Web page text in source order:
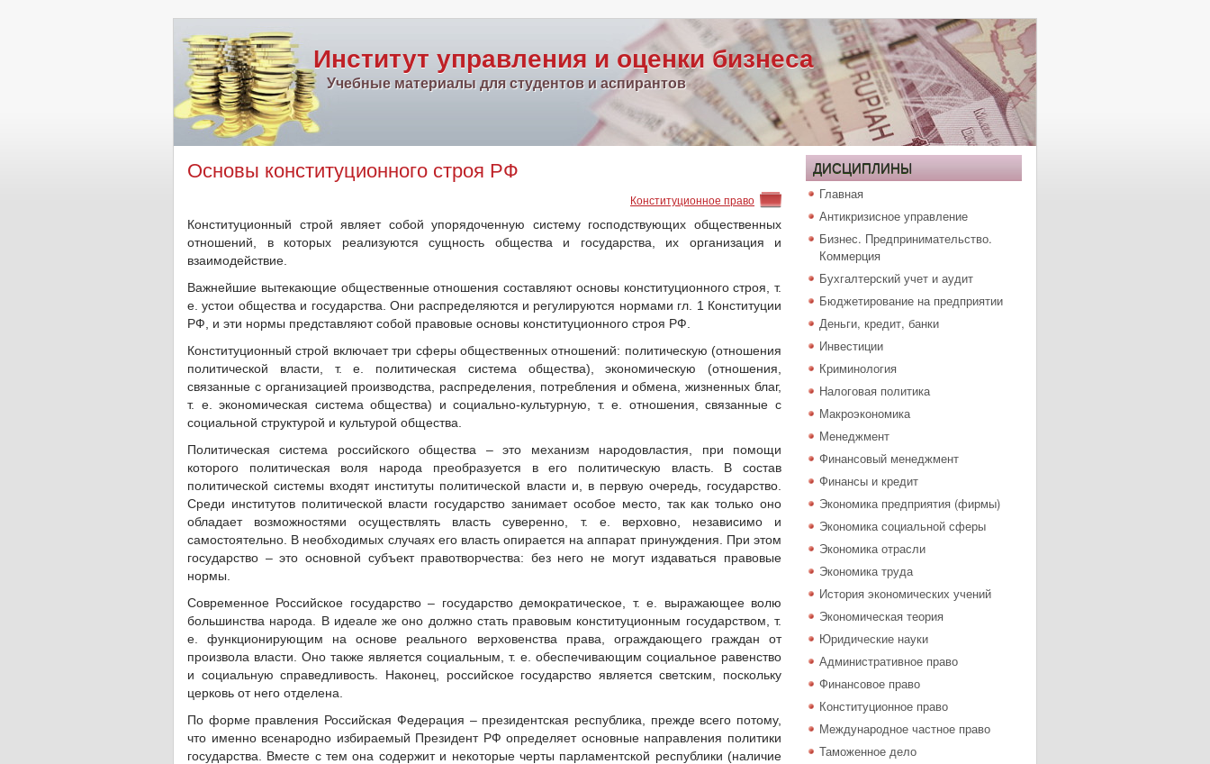
Институт управления и оценки бизнеса
Учебные материалы для студентов и аспирантов
Основы конституционного строя РФ
Конституционное право
Конституционный строй являет собой упорядоченную систему господствующих общественных
отношений, в которых реализуются сущность общества и государства, их организация и
взаимодействие.
Важнейшие вытекающие общественные отношения составляют основы конституционного строя, т.
е. устои общества и государства. Они распределяются и регулируются нормами гл. 1 Конституции
РФ, и эти нормы представляют собой правовые основы конституционного строя РФ.
Конституционный строй включает три сферы общественных отношений: политическую (отношения
политической власти, т. е. политическая система общества), экономическую (отношения,
связанные с организацией производства, распределения, потребления и обмена, жизненных благ,
т. е. экономическая система общества) и социально-культурную, т. е. отношения, связанные с
социальной структурой и культурой общества.
Политическая система российского общества – это механизм народовластия, при помощи
которого политическая воля народа преобразуется в его политическую власть. В состав
политической системы входят институты политической власти и, в первую очередь, государство.
Среди институтов политической власти государство занимает особое место, так как только оно
обладает возможностями осуществлять власть суверенно, т. е. верховно, независимо и
самостоятельно. В необходимых случаях его власть опирается на аппарат принуждения. При этом
государство – это основной субъект правотворчества: без него не могут издаваться правовые
нормы.
Современное Российское государство – государство демократическое, т. е. выражающее волю
большинства народа. В идеале же оно должно стать правовым конституционным государством, т.
е. функционирующим на основе реального верховенства права, ограждающего граждан от
произвола власти. Оно также является социальным, т. е. обеспечивающим социальное равенство
и социальную справедливость. Наконец, российское государство является светским, поскольку
церковь от него отделена.
По форме правления Российская Федерация – президентская республика, прежде всего потому,
что именно всенародно избираемый Президент РФ определяет основные направления политики
государства. Вместе с тем она содержит и некоторые черты парламентской республики (наличие
ДИСЦИПЛИНЫ
Главная
Антикризисное управление
Бизнес. Предпринимательство.
Коммерция
Бухгалтерский учет и аудит
Бюджетирование на предприятии
Деньги, кредит, банки
Инвестиции
Криминология
Налоговая политика
Макроэкономика
Менеджмент
Финансовый менеджмент
Финансы и кредит
Экономика предприятия (фирмы)
Экономика социальной сферы
Экономика отрасли
Экономика труда
История экономических учений
Экономическая теория
Юридические науки
Административное право
Финансовое право
Конституционное право
Международное частное право
Таможенное дело